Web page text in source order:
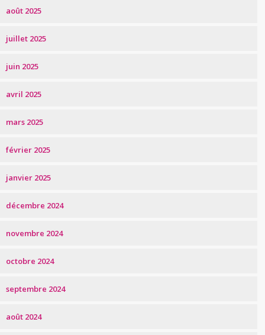
août 2025
juillet 2025
juin 2025
avril 2025
mars 2025
février 2025
janvier 2025
décembre 2024
novembre 2024
octobre 2024
septembre 2024
août 2024